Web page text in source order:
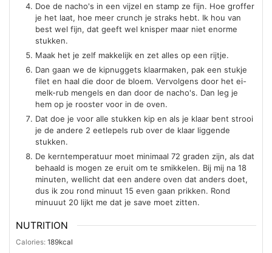
Doe de nacho's in een vijzel en stamp ze fijn. Hoe groffer
je het laat, hoe meer crunch je straks hebt. Ik hou van
best wel fijn, dat geeft wel knisper maar niet enorme
stukken.
Maak het je zelf makkelijk en zet alles op een rijtje.
Dan gaan we de kipnuggets klaarmaken, pak een stukje
filet en haal die door de bloem. Vervolgens door het ei-
melk-rub mengels en dan door de nacho's. Dan leg je
hem op je rooster voor in de oven.
Dat doe je voor alle stukken kip en als je klaar bent strooi
je de andere 2 eetlepels rub over de klaar liggende
stukken.
De kerntemperatuur moet minimaal 72 graden zijn, als dat
behaald is mogen ze eruit om te smikkelen. Bij mij na 18
minuten, wellicht dat een andere oven dat anders doet,
dus ik zou rond minuut 15 even gaan prikken. Rond
minuuut 20 lijkt me dat je save moet zitten.
NUTRITION
Calories: 189kcal